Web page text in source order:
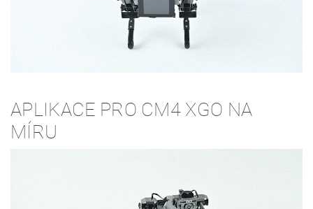
APLIKACE PRO CM4 XGO NA
MÍRU